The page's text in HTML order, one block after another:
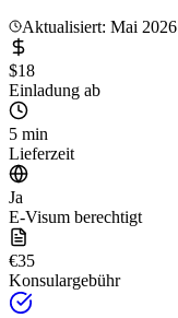
Aktualisiert: Mai 2026
$18
Einladung ab
5 min
Lieferzeit
Ja
E-Visum berechtigt
€35
Konsulargebühr